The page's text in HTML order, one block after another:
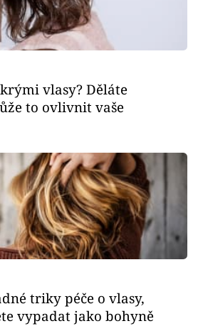
vlasy? Děláte
to ovlivnit vaše
triky péče o vlasy,
vypadat jako bohyně